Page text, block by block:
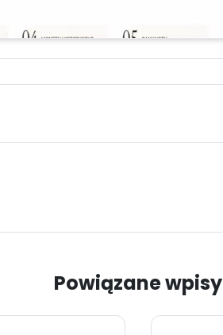
Powiązane wpisy